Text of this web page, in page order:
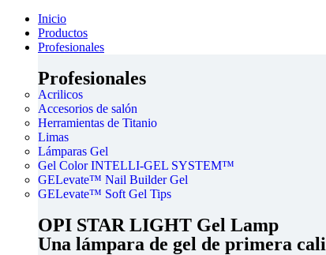
Inicio
Productos
Profesionales
Profesionales
Acrilicos
Accesorios de salón
Herramientas de Titanio
Limas
Lámparas Gel
Gel Color INTELLI-GEL SYSTEM™
GELevate™ Nail Builder Gel
GELevate™ Soft Gel Tips
OPI STAR LIGHT Gel Lamp
Una lámpara de gel de primera